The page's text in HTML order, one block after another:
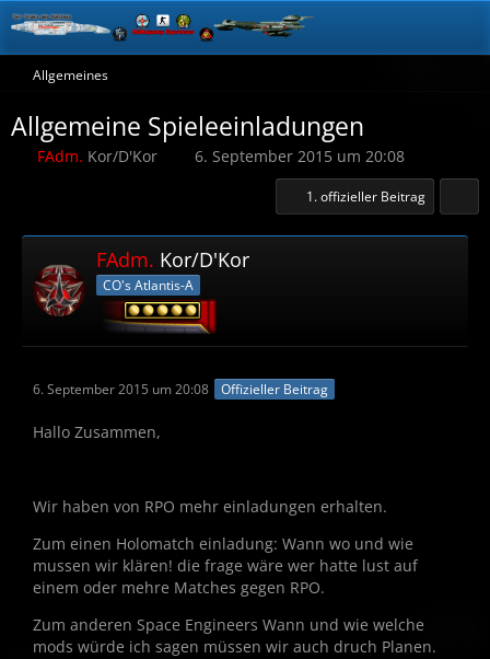
Allgemeines
Allgemeine Spieleeinladungen
FAdm. Kor/D'Kor 6. September 2015 um 20:08
1. offizieller Beitrag
FAdm. Kor/D'Kor
CO's Atlantis-A
6. September 2015 um 20:08 Offizieller Beitrag
Hallo Zusammen,
Wir haben von RPO mehr einladungen erhalten.
Zum einen Holomatch einladung: Wann wo und wie
mussen wir klären! die frage wäre wer hatte lust auf
einem oder mehre Matches gegen RPO.
Zum anderen Space Engineers Wann und wie welche
mods würde ich sagen müssen wir auch druch Planen.